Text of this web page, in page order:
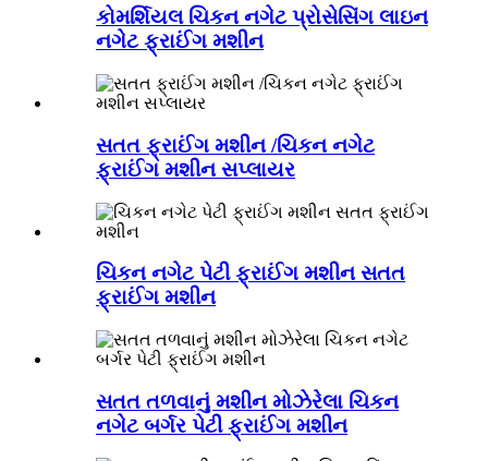
કોમર્શિયલ ચિકન નગેટ પ્રોસેસિંગ લાઇન
નગેટ ફ્રાઈંગ મશીન
સતત ફ્રાઈંગ મશીન /ચિકન નગેટ
ફ્રાઈંગ મશીન સપ્લાયર
ચિકન નગેટ પેટી ફ્રાઈંગ મશીન સતત
ફ્રાઈંગ મશીન
સતત તળવાનું મશીન મોઝેરેલા ચિકન
નગેટ બર્ગર પેટી ફ્રાઈંગ મશીન